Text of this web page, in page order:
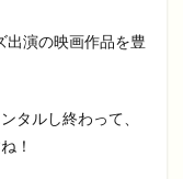
出演の映画作品を豊
タルし終わって、
！